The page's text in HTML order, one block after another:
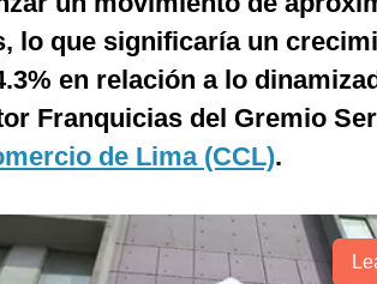
lo que significaría un
en relación a lo
Franquicias del Gremio
de Lima (CCL).